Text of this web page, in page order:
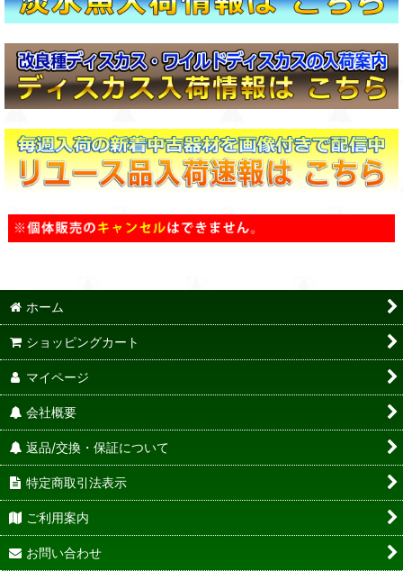
ホーム
ショッピングカート
マイページ
会社概要
返品/交換・保証について
特定商取引法表示
ご利用案内
お問い合わせ